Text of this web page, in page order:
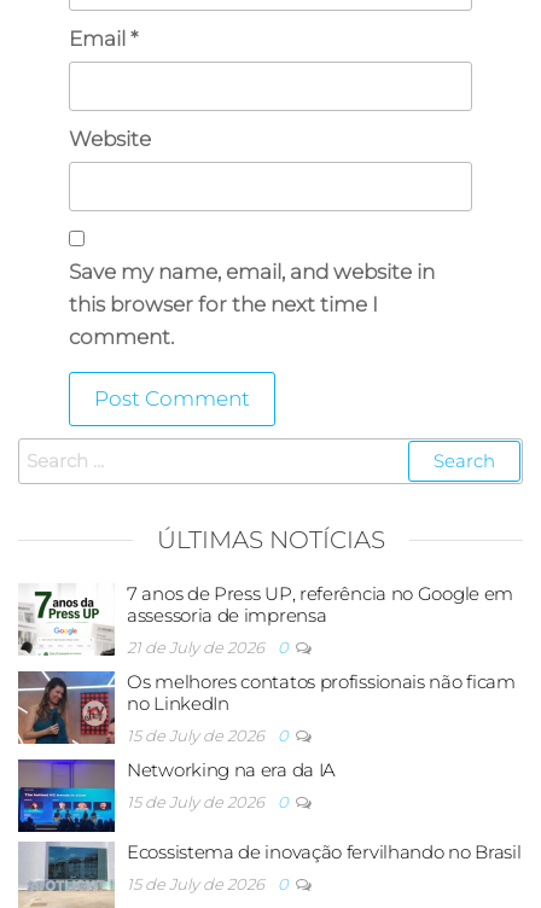
Email *
Website
Save my name, email, and website in
this browser for the next time I
comment.
ÚLTIMAS NOTÍCIAS
7 anos de Press UP, referência no Google em
assessoria de imprensa
21 de July de 2026 0
Os melhores contatos profissionais não ficam
no LinkedIn
15 de July de 2026 0
Networking na era da IA
15 de July de 2026 0
Ecossistema de inovação fervilhando no Brasil
15 de July de 2026 0